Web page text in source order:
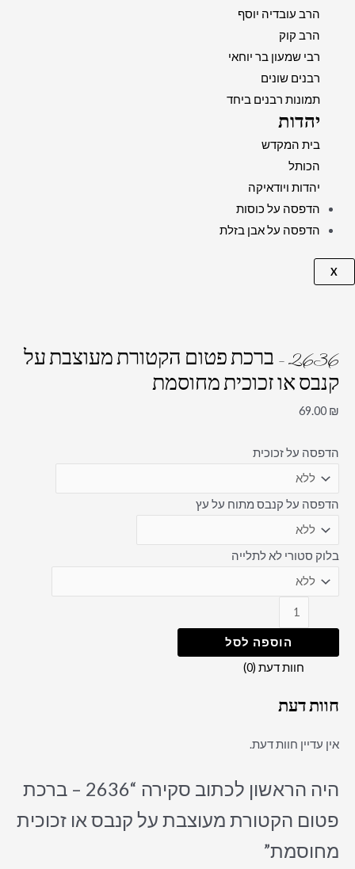
הרב עובדיה יוסף
הרב קוק
רבי שמעון בר יוחאי
רבנים שונים
תמונות רבנים ביחד
יהדות
בית המקדש
הכותל
יהדות ויודאיקה
הדפסה על כוסות
הדפסה על אבן בזלת
X
2636 – ברכת פטום הקטורת מעוצבת על
קנבס או זכוכית מחוסמת
69.00 ₪
הדפסה על זכוכית
הדפסה על קנבס מתוח על עץ
בלוק סטורי לא לתלייה
הוספה לסל
חוות דעת (0)
חוות דעת
אין עדיין חוות דעת.
היה הראשון לכתוב סקירה “2636 – ברכת
פטום הקטורת מעוצבת על קנבס או זכוכית
מחוסמת”